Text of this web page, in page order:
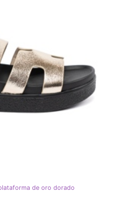
de oro dorado